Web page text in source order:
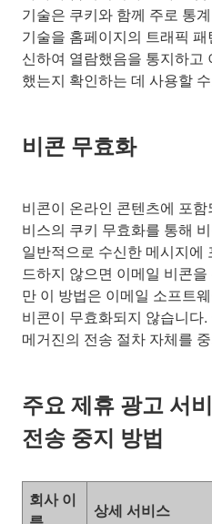
기술은 쿠키와 함께 주로 통
기술을 홈페이지의 트래픽
신하여 열람했음을 통지하고
했는지 확인하는 데 사용할
비콘 무효화
비콘이 온라인 콘텐츠에 포
비스의 쿠키 무효화를 통해
일반적으로 수신한 메시지에
드하지 않으면 이메일 비콘
만 이 방법은 이메일 소프트
비콘이 무효화되지 않습니다
메거진의 전송 절차 자체를
주요 제휴 광고 서
전송 중지 방법
회사 이
상세 서비스